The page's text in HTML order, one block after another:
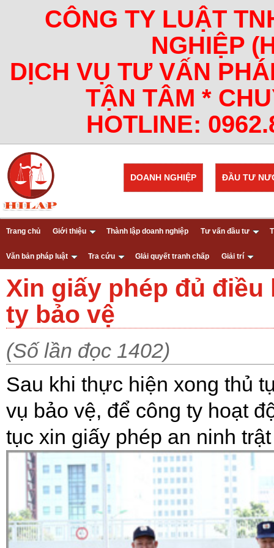
CÔNG TY LUẬT
NGHIỆP
DỊCH VỤ TƯ VẤN
TẬN TÂM *
HOTLINE:
ĐẦU TƯ
DOANH NGHIỆP
Trang chủ Giới thiệu Thành lập doanh nghiệp Tư vấn đầu tư
Văn bản pháp luật Tra cứu GIải quyết tranh chấp Giải trí
Xin giấy phép đủ
ty bảo vệ
(Số lần đọc 1402)
Sau khi thực hiện xong thủ
vụ bảo vệ, để công ty hoạt
tục xin giấy phép an ninh